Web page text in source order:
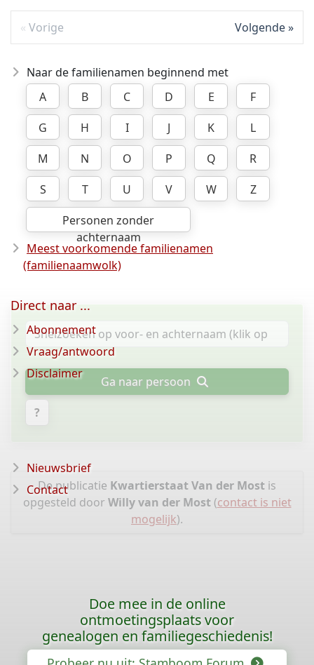
Vorige Volgende
Naar de familienamen beginnend met
A
B C D E
F
G
H I J K
L
M
N O P Q
R
S
T U V W
Z
Personen zonder
achternaam
Meest voorkomende familienamen
(familienaamwolk)
Ga naar persoon
?
De publicatie Kwartierstaat Van der Most is
opgesteld door Willy van der Most(contact is niet
mogelijk).
Direct naar ...
Abonnement
Vraag/antwoord
Disclaimer
Nieuwsbrief
Contact
Doe mee in de online
ontmoetingsplaats voor
genealogen en familiegeschiedenis!